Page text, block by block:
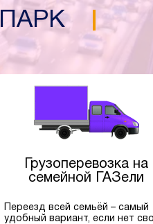
Грузоперевозка на
семейной ГАЗели
Переезд всей семьёй – самый
удобный вариант, если нет